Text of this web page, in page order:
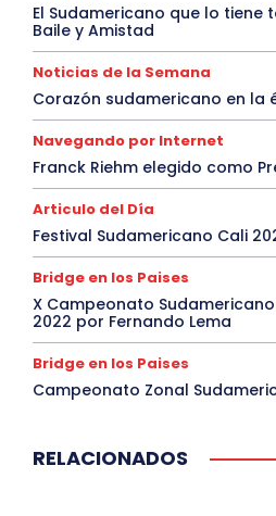
El Sudamericano que lo tiene
Baile y Amistad
Noticias de la Semana
Corazón sudamericano en la
Navegando por Internet
Franck Riehm elegido como
Articulo del Día
Festival Sudamericano Cali
Bridge en los Paises
X Campeonato
2022 por Fernando Lema
Bridge en los Paises
Campeonato Zonal
RELACIONADOS